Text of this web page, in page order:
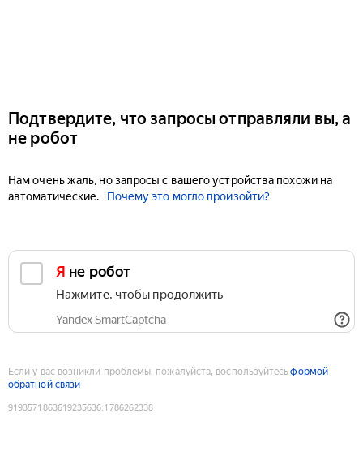
Подтвердите, что запросы отправляли вы, а
не робот
Нам очень жаль, но запросы с вашего устройства похожи на
автоматические.
Почему это могло произойти?
Я не робот
Нажмите, чтобы продолжить
Yandex SmartCaptcha
Если у вас возникли проблемы, пожалуйста, воспользуйтесьформой
обратной связи
9193571863619235636:1786262338